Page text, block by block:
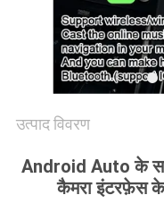
उत्पाद विवरण
Android Auto के
कैमरा इंटरफ़ेस